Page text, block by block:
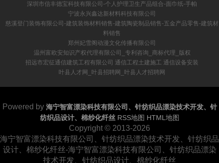
深圳市信丰德宝科技有限公司-个人护理卫生产品组合-面巾纸-手帕
宁波永兴鑫达新材料科技有限公司
慈溪登门装饰有限公司-建筑装饰材料销售-建筑陶瓷制品销售-五金产品零售-建筑材
料销售
郑州妃雪阁动漫文化传播有限公司
温州富欧安知识产权代理有限公司_专利咨询_商标代理_版权
招远市宏征通信建筑工程有限公司 通信工程土建施工 通信设备安装
叶县人才网_叶县招聘网_叶县人才招聘网
Powered by 海宁智富漂染科技有限公司、针纺织品漂染技术开发、针
纺织品设计、棉纱化纤丝 RSS地图 HTML地图
Copyright © 2013-2026
海宁智富漂染科技有限公司、针纺织品漂染技术开发、针纺织品
设计、棉纱化纤丝-海宁智富漂染科技有限公司、针纺织品漂染
技术开发、针纺织品设计、棉纱化纤丝